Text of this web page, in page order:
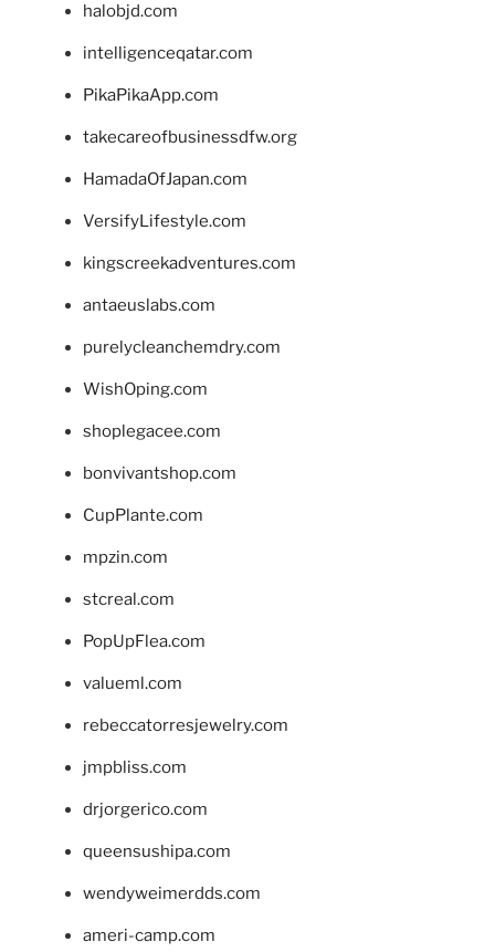
halobjd.com
intelligenceqatar.com
PikaPikaApp.com
takecareofbusinessdfw.org
HamadaOfJapan.com
VersifyLifestyle.com
kingscreekadventures.com
antaeuslabs.com
purelycleanchemdry.com
WishOping.com
shoplegacee.com
bonvivantshop.com
CupPlante.com
mpzin.com
stcreal.com
PopUpFlea.com
valueml.com
rebeccatorresjewelry.com
jmpbliss.com
drjorgerico.com
queensushipa.com
wendyweimerdds.com
ameri-camp.com